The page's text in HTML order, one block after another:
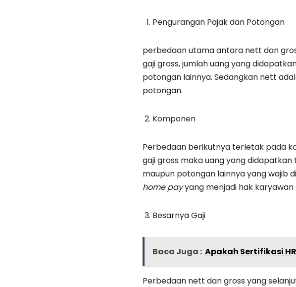
Pengurangan Pajak dan Potongan
perbedaan utama antara nett dan
gaji gross, jumlah uang yang
potongan lainnya. Sedangkan nett
potongan.
Komponen
Perbedaan berikutnya terletak pada
gaji gross maka uang yang
maupun potongan lainnya yang wajib
home payyang menjadi hak karyawan
Besarnya Gaji
Baca Juga : Apakah Sertifikasi
Perbedaan nett dan gross yang